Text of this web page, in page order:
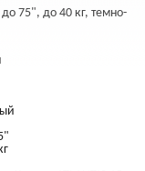
75", до 40 кг, темно-